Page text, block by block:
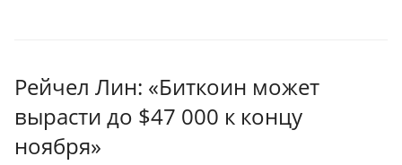
Рейчел Лин: «Биткоин может
вырасти до $47 000 к концу
ноября»